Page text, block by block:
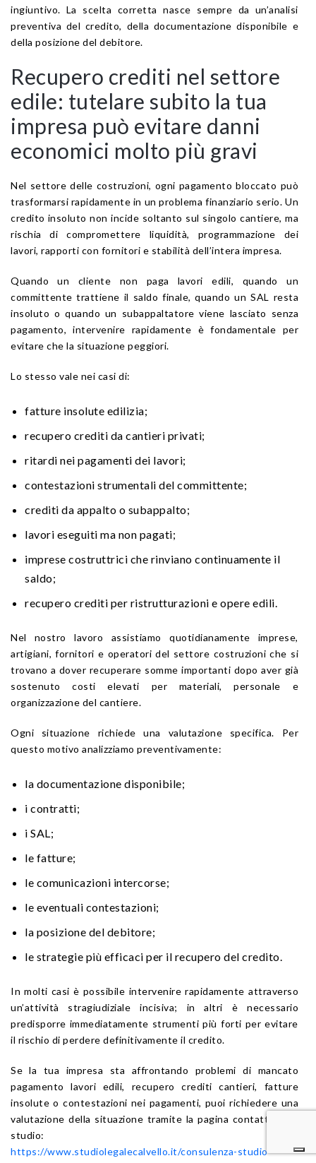
ingiuntivo. La scelta corretta nasce sempre da un’analisi
preventiva del credito, della documentazione disponibile e
della posizione del debitore.
Recupero crediti nel settore
edile: tutelare subito la tua
impresa può evitare danni
economici molto più gravi
Nel settore delle costruzioni, ogni pagamento bloccato può
trasformarsi rapidamente in un problema finanziario serio. Un
credito insoluto non incide soltanto sul singolo cantiere, ma
rischia di compromettere liquidità, programmazione dei
lavori, rapporti con fornitori e stabilità dell’intera impresa.
Quando un cliente non paga lavori edili, quando un
committente trattiene il saldo finale, quando un SAL resta
insoluto o quando un subappaltatore viene lasciato senza
pagamento, intervenire rapidamente è fondamentale per
evitare che la situazione peggiori.
Lo stesso vale nei casi di:
fatture insolute edilizia;
recupero crediti da cantieri privati;
ritardi nei pagamenti dei lavori;
contestazioni strumentali del committente;
crediti da appalto o subappalto;
lavori eseguiti ma non pagati;
imprese costruttrici che rinviano continuamente il
saldo;
recupero crediti per ristrutturazioni e opere edili.
Nel nostro lavoro assistiamo quotidianamente imprese,
artigiani, fornitori e operatori del settore costruzioni che si
trovano a dover recuperare somme importanti dopo aver già
sostenuto costi elevati per materiali, personale e
organizzazione del cantiere.
Ogni situazione richiede una valutazione specifica. Per
questo motivo analizziamo preventivamente:
la documentazione disponibile;
i contratti;
i SAL;
le fatture;
le comunicazioni intercorse;
le eventuali contestazioni;
la posizione del debitore;
le strategie più efficaci per il recupero del credito.
In molti casi è possibile intervenire rapidamente attraverso
un’attività stragiudiziale incisiva; in altri è necessario
predisporre immediatamente strumenti più forti per evitare
il rischio di perdere definitivamente il credito.
Se la tua impresa sta affrontando problemi di mancato
pagamento lavori edili, recupero crediti cantieri, fatture
insolute o contestazioni nei pagamenti, puoi richiedere una
valutazione della situazione tramite la pagina contatti dello
studio:
https://www.studiolegalecalvello.it/consulenza-studio-